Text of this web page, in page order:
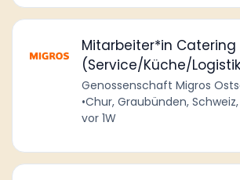
Mitarbeiter*in Catering
(Service/Küche/
Genossenschaft Migros
•Chur, Graubünden,
vor 1W